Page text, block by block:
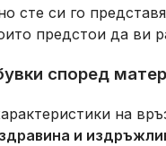
сте си го
предстои да ви
според
на
здравина и